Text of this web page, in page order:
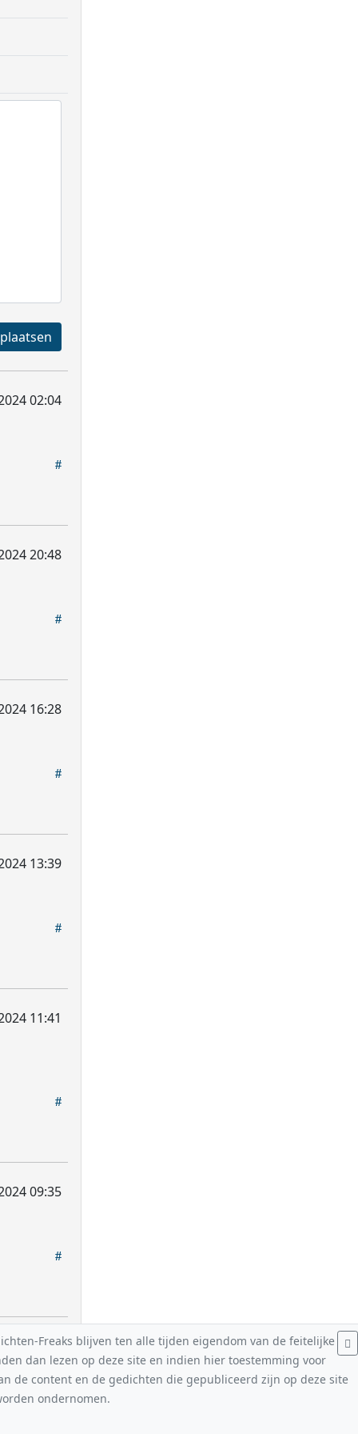
Registreren en plaatsen
02:04
20:48
16:28
13:39
11:41
09:35
Freaks blijven ten alle tijden eigendom van de feitelijke
dan lezen op deze site en indien hier toestemming voor
de content en de gedichten die gepubliceerd zijn op deze site
ondernomen.